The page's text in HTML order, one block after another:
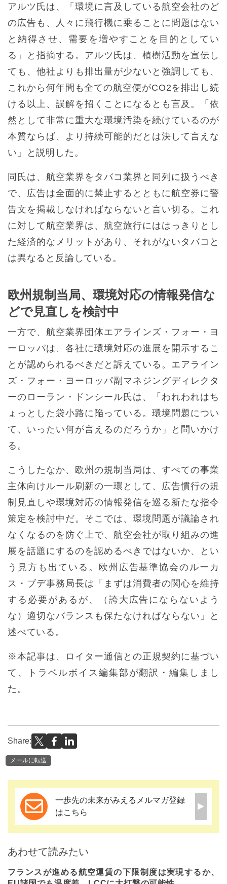
アルツ氏は、「環境に言及している航空会社のど
の広告も、人々に飛行機に乗ることに問題はない
と納得させ、需要を増やすことを目的としてい
る」と指摘する。アルツ氏は、植樹活動を宣伝し
ても、他社よりも排出量が少ないと強調しても、
これから何年間も全ての航空便がCO2を排出し続
ける以上、誤解を招くことになるとも言及。「依
然として非常に重大な環境汚染を続けているのが
本質ならば、より持続可能的だとは決して言えな
い」と説明した。
同氏は、航空業界をタバコ業界と同列に扱うべき
で、広告は全面的に禁止するとともに航空券に警
告文を掲載しなければならないと言い切る。これ
に対して航空業界は、航空旅行にははっきりとし
た経済的なメリットがあり、それがないタバコと
は異なると反論している。
欧州規制当局、環境対応の情報発信な
どで見直しを検討中
一方で、航空業界団体エアラインズ・フォー・ヨ
ーロッパは、各社に環境対応の進展を開示するこ
とが認められるべきだと訴えている。エアライン
ズ・フォー・ヨーロッパ副マネジングディレクタ
ーのローラン・ドンシール氏は、「われわれはち
ょっとした袋小路に陥っている。環境問題につい
て、いったい何が言えるのだろうか」と問いかけ
る。
こうしたなか、欧州の規制当局は、すべての事業
主体向けルール刷新の一環として、広告慣行の規
制見直しや環境対応の情報発信を巡る新たな指令
策定を検討中だ。そこでは、環境問題が議論され
なくなるのを防ぐ上で、航空会社が取り組みの進
展を話題にするのを認めるべきではないか、とい
う見方も出ている。欧州広告基準協会のルーカ
ス・ブデ事務局長は「まずは消費者の関心を維持
する必要があるが、（誇大広告にならないよう
な）適切なバランスも保たなければならない」と
述べている。
※本記事は、ロイター通信との正規契約に基づい
て、トラベルボイス編集部が翻訳・編集しまし
た。
Share:
メールに転送
一歩先の未来がみえるメルマガ登録
はこちら
あわせて読みたい
フランスが進める航空運賃の下限制度は実現するか、